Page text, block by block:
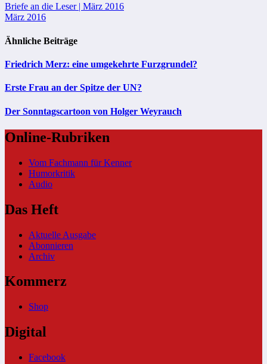
Beitragsnavigation
Briefe an die Leser | März 2016
März 2016
Ähnliche Beiträge
Friedrich Merz: eine umgekehrte Furzgrundel?
Erste Frau an der Spitze der UN?
Der Sonntagscartoon von Holger Weyrauch
Online-Rubriken
Vom Fachmann für Kenner
Humorkritik
Audio
Das Heft
Aktuelle Ausgabe
Abonnieren
Archiv
Kommerz
Shop
Digital
Facebook